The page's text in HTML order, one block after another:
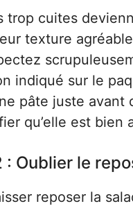
trop cuites
texture
indiqué sur le
pâte juste avant
qu’elle est bien
: Oublier le
reposer la